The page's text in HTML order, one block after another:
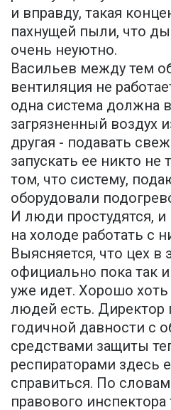
и вправду, такая
пахнущей пыли, что
очень неуютно.
Васильев между тем
вентиляция не
одна система должна
загрязненный воздух
другая - подавать
запускать ее никто не
том, что систему,
оборудовали
И люди простудятся, и
на холоде работать с
Выясняется, что цех в
официально пока так
уже идет. Хорошо
людей есть. Директор
годичной давности с
средствами защиты
респираторами здесь
справиться. По
правового